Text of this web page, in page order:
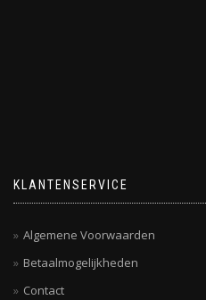
KLANTENSERVICE
Algemene Voorwaarden
Betaalmogelijkheden
Contact